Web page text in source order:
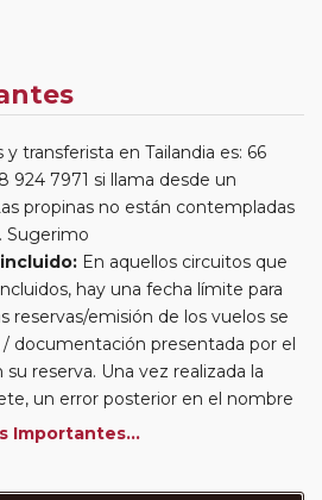
transferista en Tailandia es: 66
924 7971 si llama desde un
propinas no están contempladas
Sugerimo
En aquellos circuitos que
hay una fecha límite para
reservas/emisión de los vuelos se
/ documentación presentada por el
reserva. Una vez realizada la
un error posterior en el nombre
puede provocar la invalidez del
Importantes...